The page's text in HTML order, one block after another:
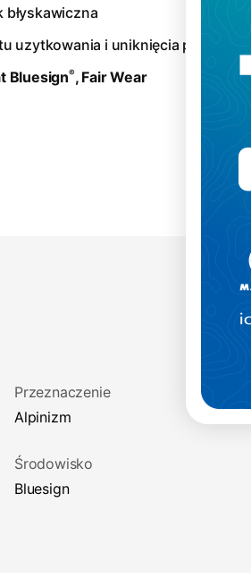
błyskawiczna
uzytkowania i uniknięcia podrażnień
Bluesign®, Fair Wear
Przeznaczenie
Alpinizm
Środowisko
Bluesign